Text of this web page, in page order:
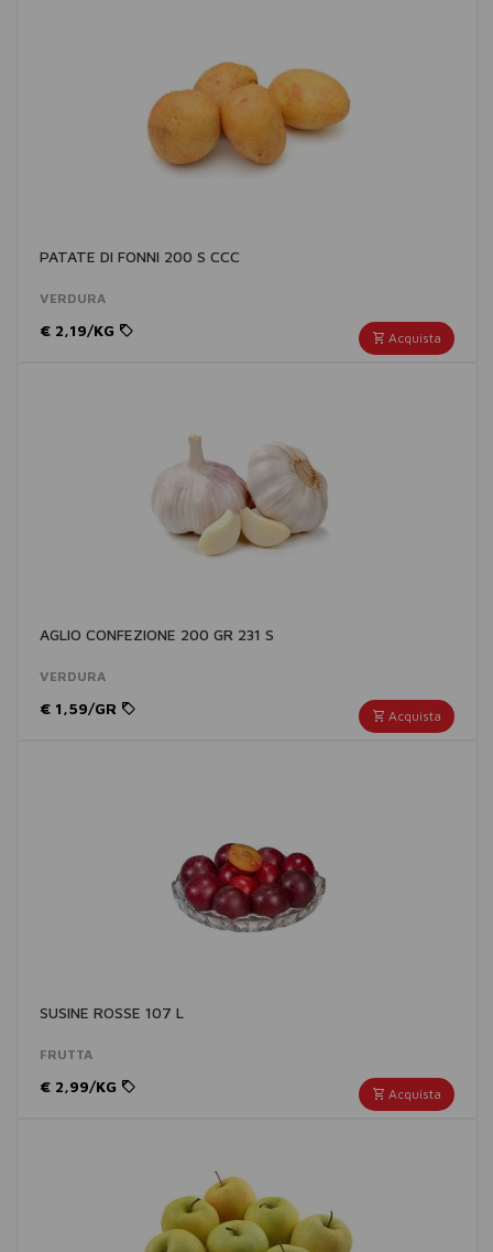
PATATE DI FONNI 200 S CCC
VERDURA
Acquista
€ 2,19/KG
AGLIO CONFEZIONE 200 GR 231 S
VERDURA
Acquista
€ 1,59/GR
SUSINE ROSSE 107 L
FRUTTA
Acquista
€ 2,99/KG